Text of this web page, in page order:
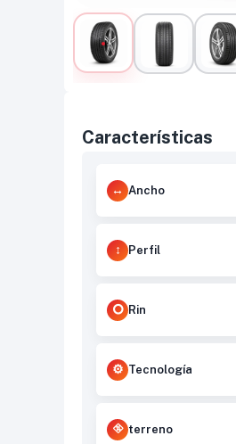
Características
Ancho
Perfil
Rin
Tecnología
terreno